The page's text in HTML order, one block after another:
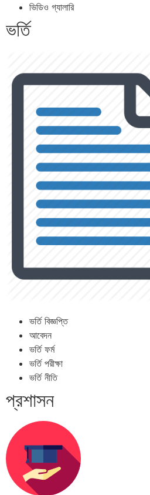
ভিডিও গ্যালারি
ভর্তি
ভর্তি বিজ্ঞপ্তি
আবেদন
ভর্তি ফর্ম
ভর্তি পরীক্ষা
ভর্তি নীতি
প্রশাসন